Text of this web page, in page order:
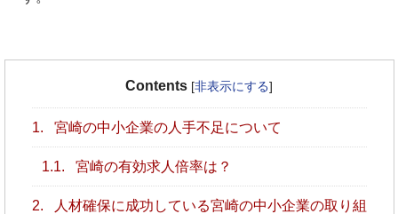
Contents [非表示にする]
1. 宮崎の中小企業の人手不足について
1.1. 宮崎の有効求人倍率は？
2.
人材確保に成功している宮崎の中小企業の取り組